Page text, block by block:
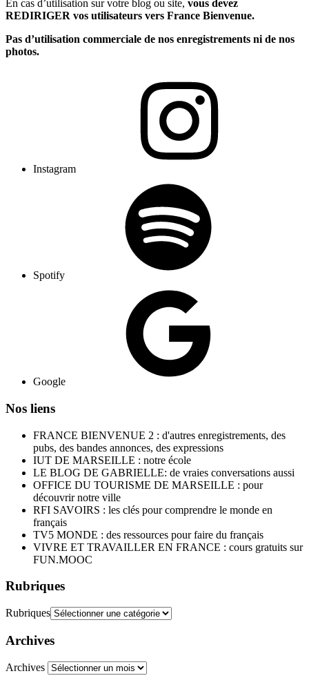
En cas d’utilisation sur votre blog ou site, vous devez
REDIRIGER vos utilisateurs vers France Bienvenue.
Pas d’utilisation commerciale de nos enregistrements ni de nos
photos.
Instagram
Spotify
Google
Nos liens
FRANCE BIENVENUE 2 : d'autres enregistrements, des
pubs, des bandes annonces, des expressions
IUT DE MARSEILLE : notre école
LE BLOG DE GABRIELLE: de vraies conversations aussi
OFFICE DU TOURISME DE MARSEILLE : pour
découvrir notre ville
RFI SAVOIRS : les clés pour comprendre le monde en
français
TV5 MONDE : des ressources pour faire du français
VIVRE ET TRAVAILLER EN FRANCE : cours gratuits sur
FUN.MOOC
Rubriques
Rubriques
Archives
Archives